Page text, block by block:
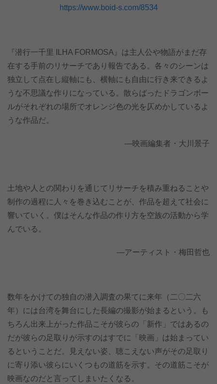
https://www.boid-s.com/8534
『潜行一千里 ILHA FORMOSA』は主人公や物語がまだ存
在する手前のリサーチであり報告である。各々のシーンは
独立して点在し縦軸にも、横軸にも自由に行き来できるよ
うな不思議な作りになっている。散らばったドラゴンボー
ルがそれぞれの場所でオレンジ色の光を仄めかしているよ
うな作品だ。
―映画編集者・大川景子
土地や人との関わりを通じてリサーチを積み重ねることや
制作の過程に人々を巻き込むことが、作品を超えて社会に
響いていく。僕はそんな作品の作り方を空族の活動から学
んでいる。
―アーティスト・梅田哲也
数年をかけての独自の潜入調査の果てに来年（二〇二六
年）には台湾を舞台にした長編の撮影が始まるという。も
ちろん出来上がった作品こそが彼らの「新作」ではあるの
だが彼らの足取りが示すのはすでに「映画」は始まってい
るということだ。見えない姿、聴こえない声がその足取り
に寄り添い彼らにいくつもの道筋を示す。その道筋こそが
映画なのだと言ってしまいたくなる。